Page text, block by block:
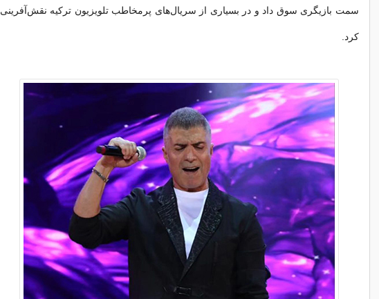
سمت بازیگری سوق داد و در بسیاری از سریال‌های پرمخاطب تلویزیون ترکیه نقش‌آفرینی
کرد.